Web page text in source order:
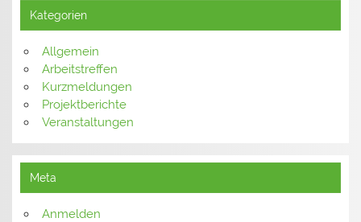
Kategorien
Allgemein
Arbeitstreffen
Kurzmeldungen
Projektberichte
Veranstaltungen
Meta
Anmelden